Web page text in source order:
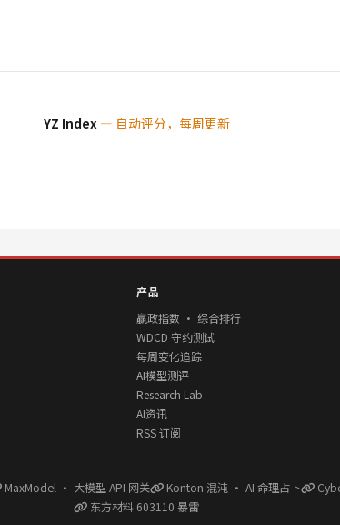
YZ Index— 自动评分，每周更新
产品
赢政指数 · 综合排行
WDCD 守约测试
每周变化追踪
AI模型测评
Research Lab
AI资讯
RSS 订阅
MaxModel · 大模型 API 网关 Konton 混沌 · AI 命理占卜
东方材料 603110 暴雷